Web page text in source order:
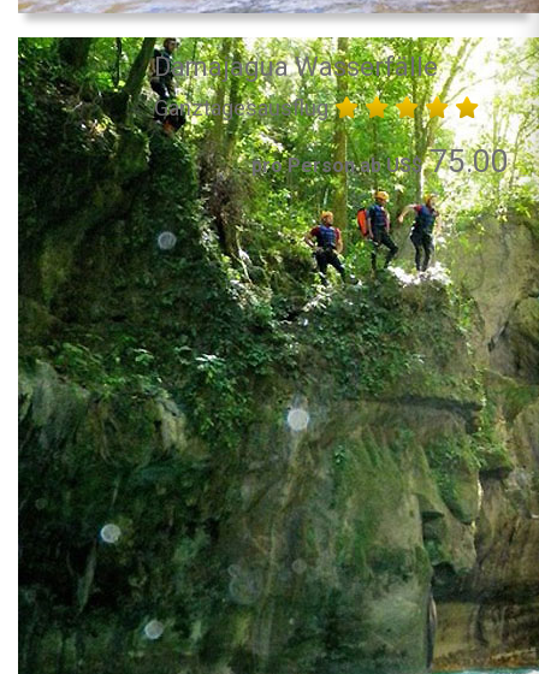
Damajagua Wasserfälle
Ganztagesausflug
pro Person ab US$75.00